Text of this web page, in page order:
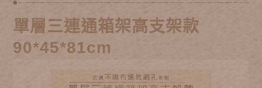
單層三連通箱架高支架款
90*45*81cm